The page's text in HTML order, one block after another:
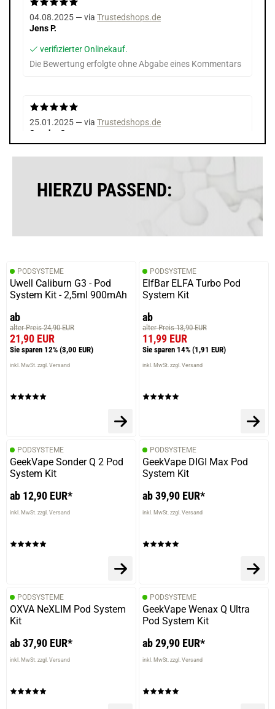
04.08.2025 — via Trustedshops.de
Jens P.
verifizierter Onlinekauf.
Die Bewertung erfolgte ohne Abgabe eines Kommentars
25.01.2025 — via Trustedshops.de
Sascha S.
Sascha S.
Die Bewertung erfolgte ohne Abgabe eines Kommentars
11.06.2024 — via
Trustedshops.de
Jennifer H.
verifizierter Onlinekauf.
HIERZU PASSEND:
PODSYSTEME
Uwell Caliburn G3 - Pod
System Kit - 2,5ml 900mAh
ab
alter Preis 24,90 EUR
21,90 EUR
Sie sparen 12% (3,00 EUR)
inkl. MwSt. zzgl. Versand
PODSYSTEME
ElfBar ELFA Turbo Pod
System Kit
ab
alter Preis 13,90 EUR
11,99 EUR
Sie sparen 14% (1,91 EUR)
inkl. MwSt. zzgl. Versand
PODSYSTEME
GeekVape Sonder Q 2 Pod
System Kit
ab 12,90 EUR*
inkl. MwSt. zzgl. Versand
PODSYSTEME
GeekVape DIGI Max Pod
System Kit
ab 39,90 EUR*
inkl. MwSt. zzgl. Versand
PODSYSTEME
OXVA NeXLIM Pod System
Kit
ab 37,90 EUR*
inkl. MwSt. zzgl. Versand
PODSYSTEME
GeekVape Wenax Q Ultra
Pod System Kit
ab 29,90 EUR*
inkl. MwSt. zzgl. Versand